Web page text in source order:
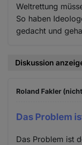
Weltrettung
So haben
gedacht und
Diskussion
Roland Fakler
Das Problem
Das Problem ist